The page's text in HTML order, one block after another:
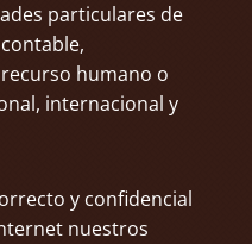
particulares de
humano o
internacional y
y confidencial
nuestros